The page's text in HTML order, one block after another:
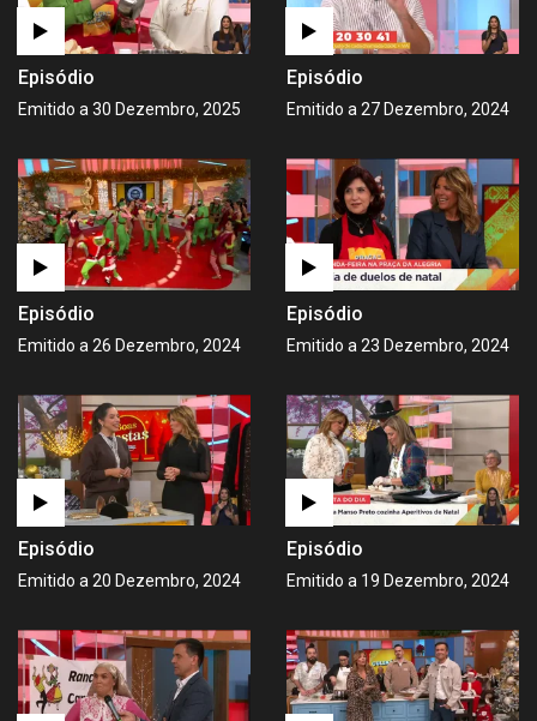
Episódio
Emitido a 30 Dezembro, 2025
Episódio
Emitido a 27 Dezembro, 2024
Episódio
Emitido a 26 Dezembro, 2024
Episódio
Emitido a 23 Dezembro, 2024
Episódio
Emitido a 20 Dezembro, 2024
Episódio
Emitido a 19 Dezembro, 2024